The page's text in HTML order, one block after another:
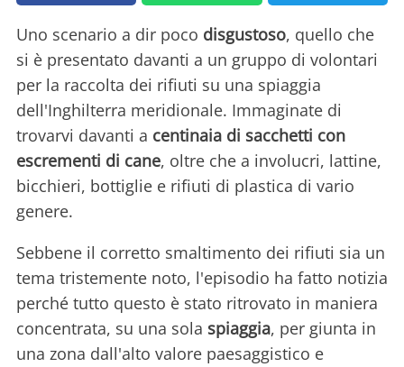
Uno scenario a dir poco disgustoso, quello che
si è presentato davanti a un gruppo di volontari
per la raccolta dei rifiuti su una spiaggia
dell'Inghilterra meridionale. Immaginate di
trovarvi davanti a centinaia di sacchetti con
escrementi di cane, oltre che a involucri, lattine,
bicchieri, bottiglie e rifiuti di plastica di vario
genere.
Sebbene il corretto smaltimento dei rifiuti sia un
tema tristemente noto, l'episodio ha fatto notizia
perché tutto questo è stato ritrovato in maniera
concentrata, su una sola spiaggia, per giunta in
una zona dall'alto valore paesaggistico e